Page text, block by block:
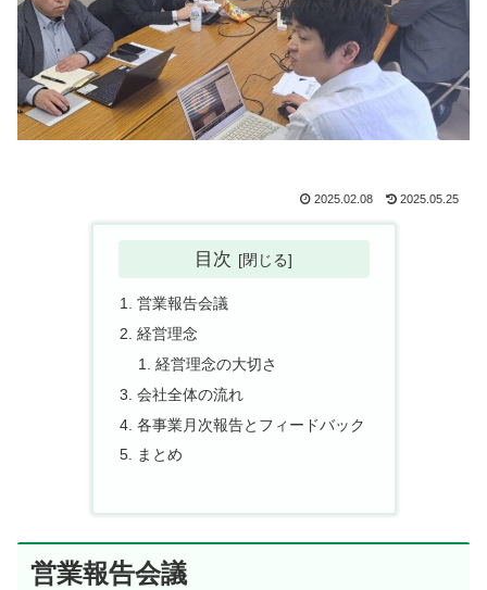
2025.02.08 2025.05.25
目次
営業報告会議
経営理念
経営理念の大切さ
会社全体の流れ
各事業月次報告とフィードバック
まとめ
営業報告会議